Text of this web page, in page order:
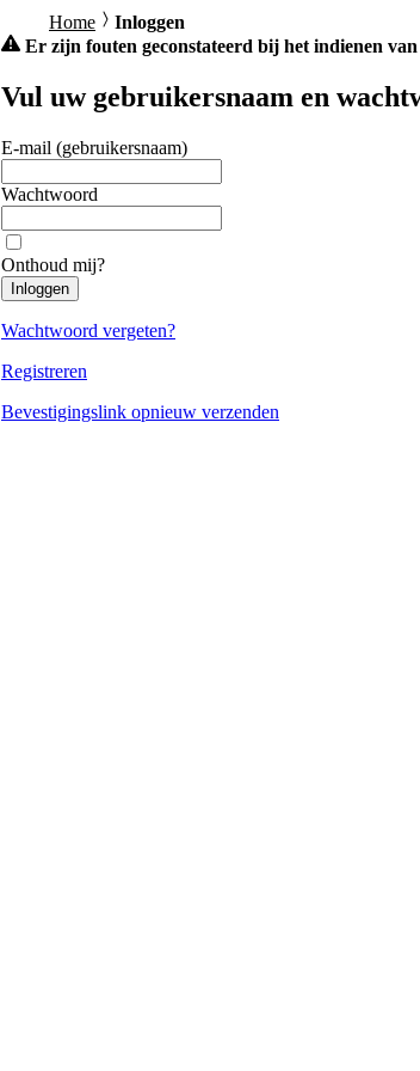
Home
Inloggen
Er zijn fouten geconstateerd bij het indienen
Vul uw gebruikersnaam en
E-mail (gebruikersnaam)
Wachtwoord
Onthoud mij?
Inloggen
Wachtwoord vergeten?
Registreren
Bevestigingslink opnieuw verzenden